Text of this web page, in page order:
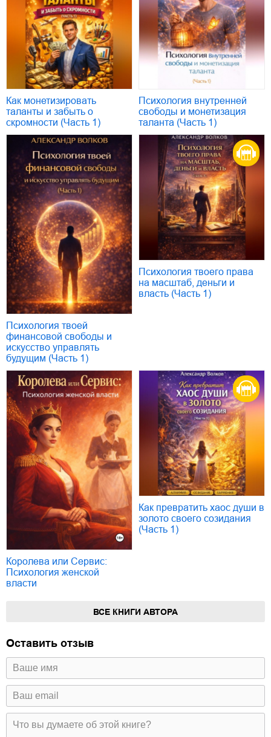
Как монетизировать
таланты и забыть о
скромности (Часть 1)
Психология внутренней
свободы и монетизация
таланта (Часть 1)
Психология твоей
финансовой свободы и
искусство управлять
будущим (Часть 1)
Психология твоего права
на масштаб, деньги и
власть (Часть 1)
Королева или Сервис:
Психология женской
власти
Как превратить хаос души в
золото своего созидания
(Часть 1)
ВСЕ КНИГИ АВТОРА
Оставить отзыв